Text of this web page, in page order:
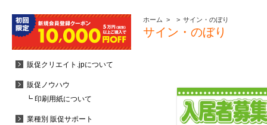
ホーム > > サイン・のぼり
サイン・のぼり
販促クリエイト.jpについて
販促ノウハウ
┗ 印刷用紙について
業種別 販促サポート